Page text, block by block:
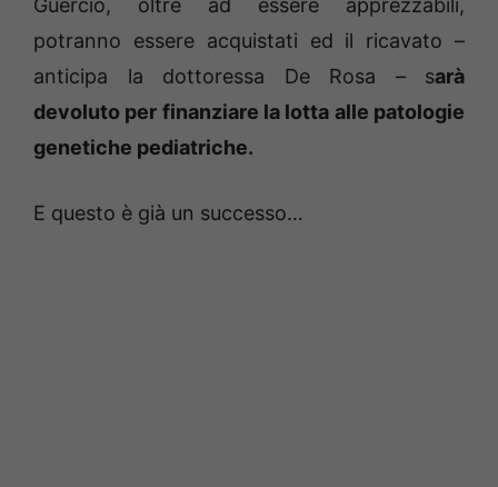
Guercio, oltre ad essere apprezzabili,
potranno essere acquistati ed il ricavato –
anticipa la dottoressa De Rosa – sarà
devoluto per finanziare la lotta alle patologie
genetiche pediatriche.
E questo è già un successo…